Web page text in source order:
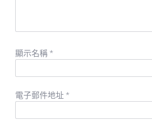
顯示名稱 *
電子郵件地址 *